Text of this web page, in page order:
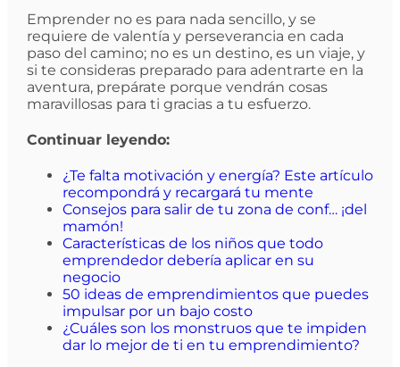
Emprender no es para nada sencillo, y se
requiere de valentía y perseverancia en cada
paso del camino; no es un destino, es un viaje, y
si te consideras preparado para adentrarte en la
aventura, prepárate porque vendrán cosas
maravillosas para ti gracias a tu esfuerzo.
Continuar leyendo:
¿Te falta motivación y energía? Este artículo
recompondrá y recargará tu mente
Consejos para salir de tu zona de conf… ¡del
mamón!
Características de los niños que todo
emprendedor debería aplicar en su
negocio
50 ideas de emprendimientos que puedes
impulsar por un bajo costo
¿Cuáles son los monstruos que te impiden
dar lo mejor de ti en tu emprendimiento?